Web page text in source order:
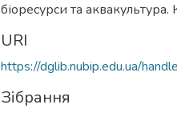
біоресурси та аквакультура.
URI
https://dglib.nubip.edu.ua/
Зібрання